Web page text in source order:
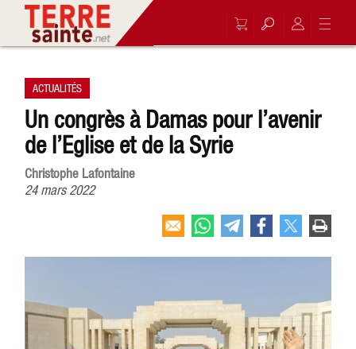
ACTUALITÉS
Un congrès à Damas pour l’avenir
de l’Eglise et de la Syrie
Christophe Lafontaine
24 mars 2022